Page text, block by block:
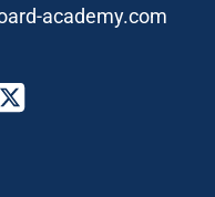
academy.com